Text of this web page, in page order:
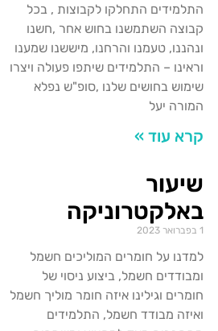
התלמידים התחלקו לקבוצות , בכל
קבוצה השתמשנו בחוש אחר ,חשנו
ונהננו, טעמנו והרחנו, מיששנו שמענו
וראינו – התלמידים שיתפו פעולה ויצרו
שימוש בחושים שלנו ,סופ"ש נפלא
המורה יעל
קרא עוד »
שיעור
באלקטרוניקה
1 בפברואר 2023
למדנו על חומרים המוליכים חשמל
ומבודדים חשמל, ביצוע ניסוי של
חומרים וגילינו איזה חומר מוליך חשמל
ואיזה מבודד חשמל, התלמידים